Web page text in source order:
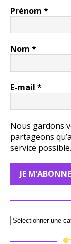
Prénom *
Nom *
E-mail *
Nous gardons
partageons
service possible.